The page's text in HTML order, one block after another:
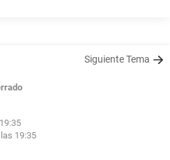
Siguiente Tema
19:35